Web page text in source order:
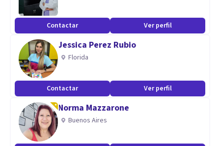
Contactar Ver perfil
Jessica Perez Rubio
Florida
Contactar Ver perfil
Norma Mazzarone
Buenos Aires